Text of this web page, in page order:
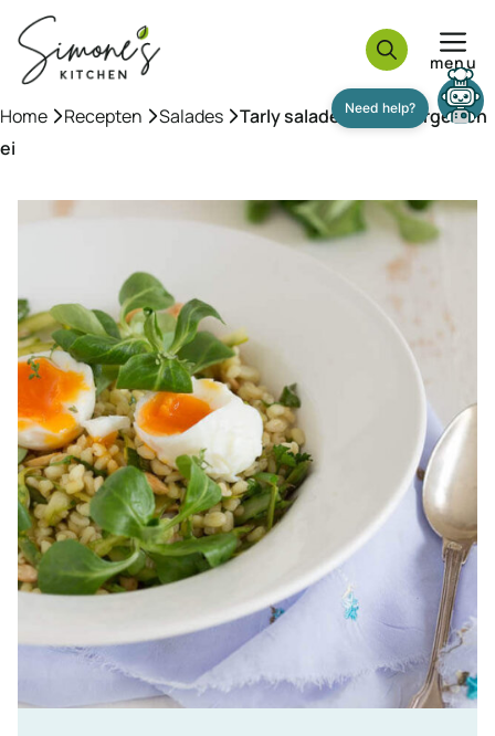
naar
inhoud
menu
Home »Recepten »Salades »Tarly salade met asperges en
ei